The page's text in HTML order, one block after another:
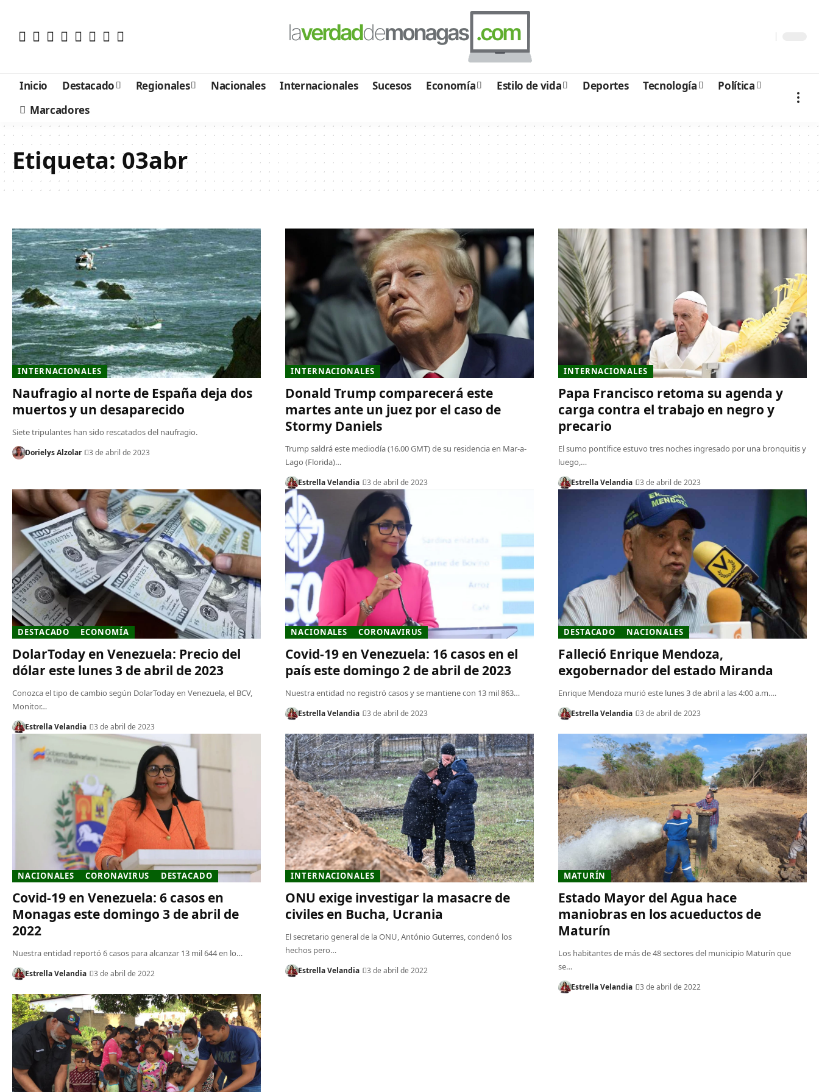
Inicio Destacado Regionales Nacionales Internacionales Sucesos Economía Estilo de vida Deportes Tecnología
Política
Marcadores
Etiqueta: 03abr
INTERNACIONALES
Naufragio al norte de España deja dos
muertos y un desaparecido
Siete tripulantes han sido rescatados del naufragio.
Dorielys Alzolar 3 de abril de 2023
INTERNACIONALES
Donald Trump comparecerá este
martes ante un juez por el caso de
Stormy Daniels
Trump saldrá este mediodía (16.00 GMT) de su residencia en Mar-a-
Lago (Florida)…
Estrella Velandia 3 de abril de 2023
INTERNACIONALES
Papa Francisco retoma su agenda y
carga contra el trabajo en negro y
precario
El sumo pontífice estuvo tres noches ingresado por una bronquitis y
luego,…
Estrella Velandia 3 de abril de 2023
DESTACADO ECONOMÍA
DolarToday en Venezuela: Precio del
dólar este lunes 3 de abril de 2023
Conozca el tipo de cambio según DolarToday en Venezuela, el BCV,
Monitor…
Estrella Velandia 3 de abril de 2023
NACIONALES CORONAVIRUS
Covid-19 en Venezuela: 16 casos en el
país este domingo 2 de abril de 2023
Nuestra entidad no registró casos y se mantiene con 13 mil 863…
Estrella Velandia 3 de abril de 2023
DESTACADO NACIONALES
Falleció Enrique Mendoza,
exgobernador del estado Miranda
Enrique Mendoza murió este lunes 3 de abril a las 4:00 a.m.…
Estrella Velandia 3 de abril de 2023
NACIONALES CORONAVIRUS DESTACADO
Covid-19 en Venezuela: 6 casos en
Monagas este domingo 3 de abril de
2022
Nuestra entidad reportó 6 casos para alcanzar 13 mil 644 en lo…
Estrella Velandia 3 de abril de 2022
INTERNACIONALES
ONU exige investigar la masacre de
civiles en Bucha, Ucrania
El secretario general de la ONU, António Guterres, condenó los
hechos pero…
Estrella Velandia 3 de abril de 2022
MATURÍN
Estado Mayor del Agua hace
maniobras en los acueductos de
Maturín
Los habitantes de más de 48 sectores del municipio Maturín que
se…
Estrella Velandia 3 de abril de 2022